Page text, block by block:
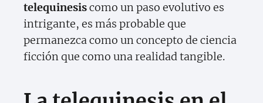
telequinesiscomo un paso evolutivo es
intrigante, es más probable que
permanezca como un concepto de ciencia
ficción que como una realidad tangible.